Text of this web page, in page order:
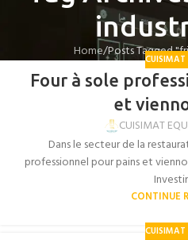
Home Posts Tagged
CUISIMAT
Four à sole
et
CUISIMAT
Dans le secteur de la
professionnel pour pains et
CONTINUE
CUISIMAT